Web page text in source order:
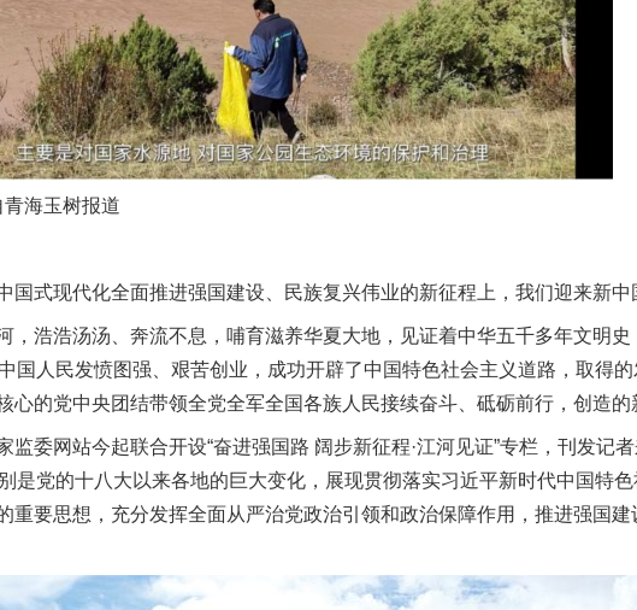
海玉树报道
式现代化全面推进强国建设、民族复兴伟业的新征程上，我们迎来新中
浩浩汤汤、奔流不息，哺育滋养华夏大地，见证着中华五千多年文明史
国人民发愤图强、艰苦创业，成功开辟了中国特色社会主义道路，取得
心的党中央团结带领全党全军全国各族人民接续奋斗、砥砺前行，创造的
网站今起联合开设“奋进强国路 阔步新征程·江河见证”专栏，刊发记
是党的十八大以来各地的巨大变化，展现贯彻落实习近平新时代中国特色
重要思想，充分发挥全面从严治党政治引领和政治保障作用，推进强国建